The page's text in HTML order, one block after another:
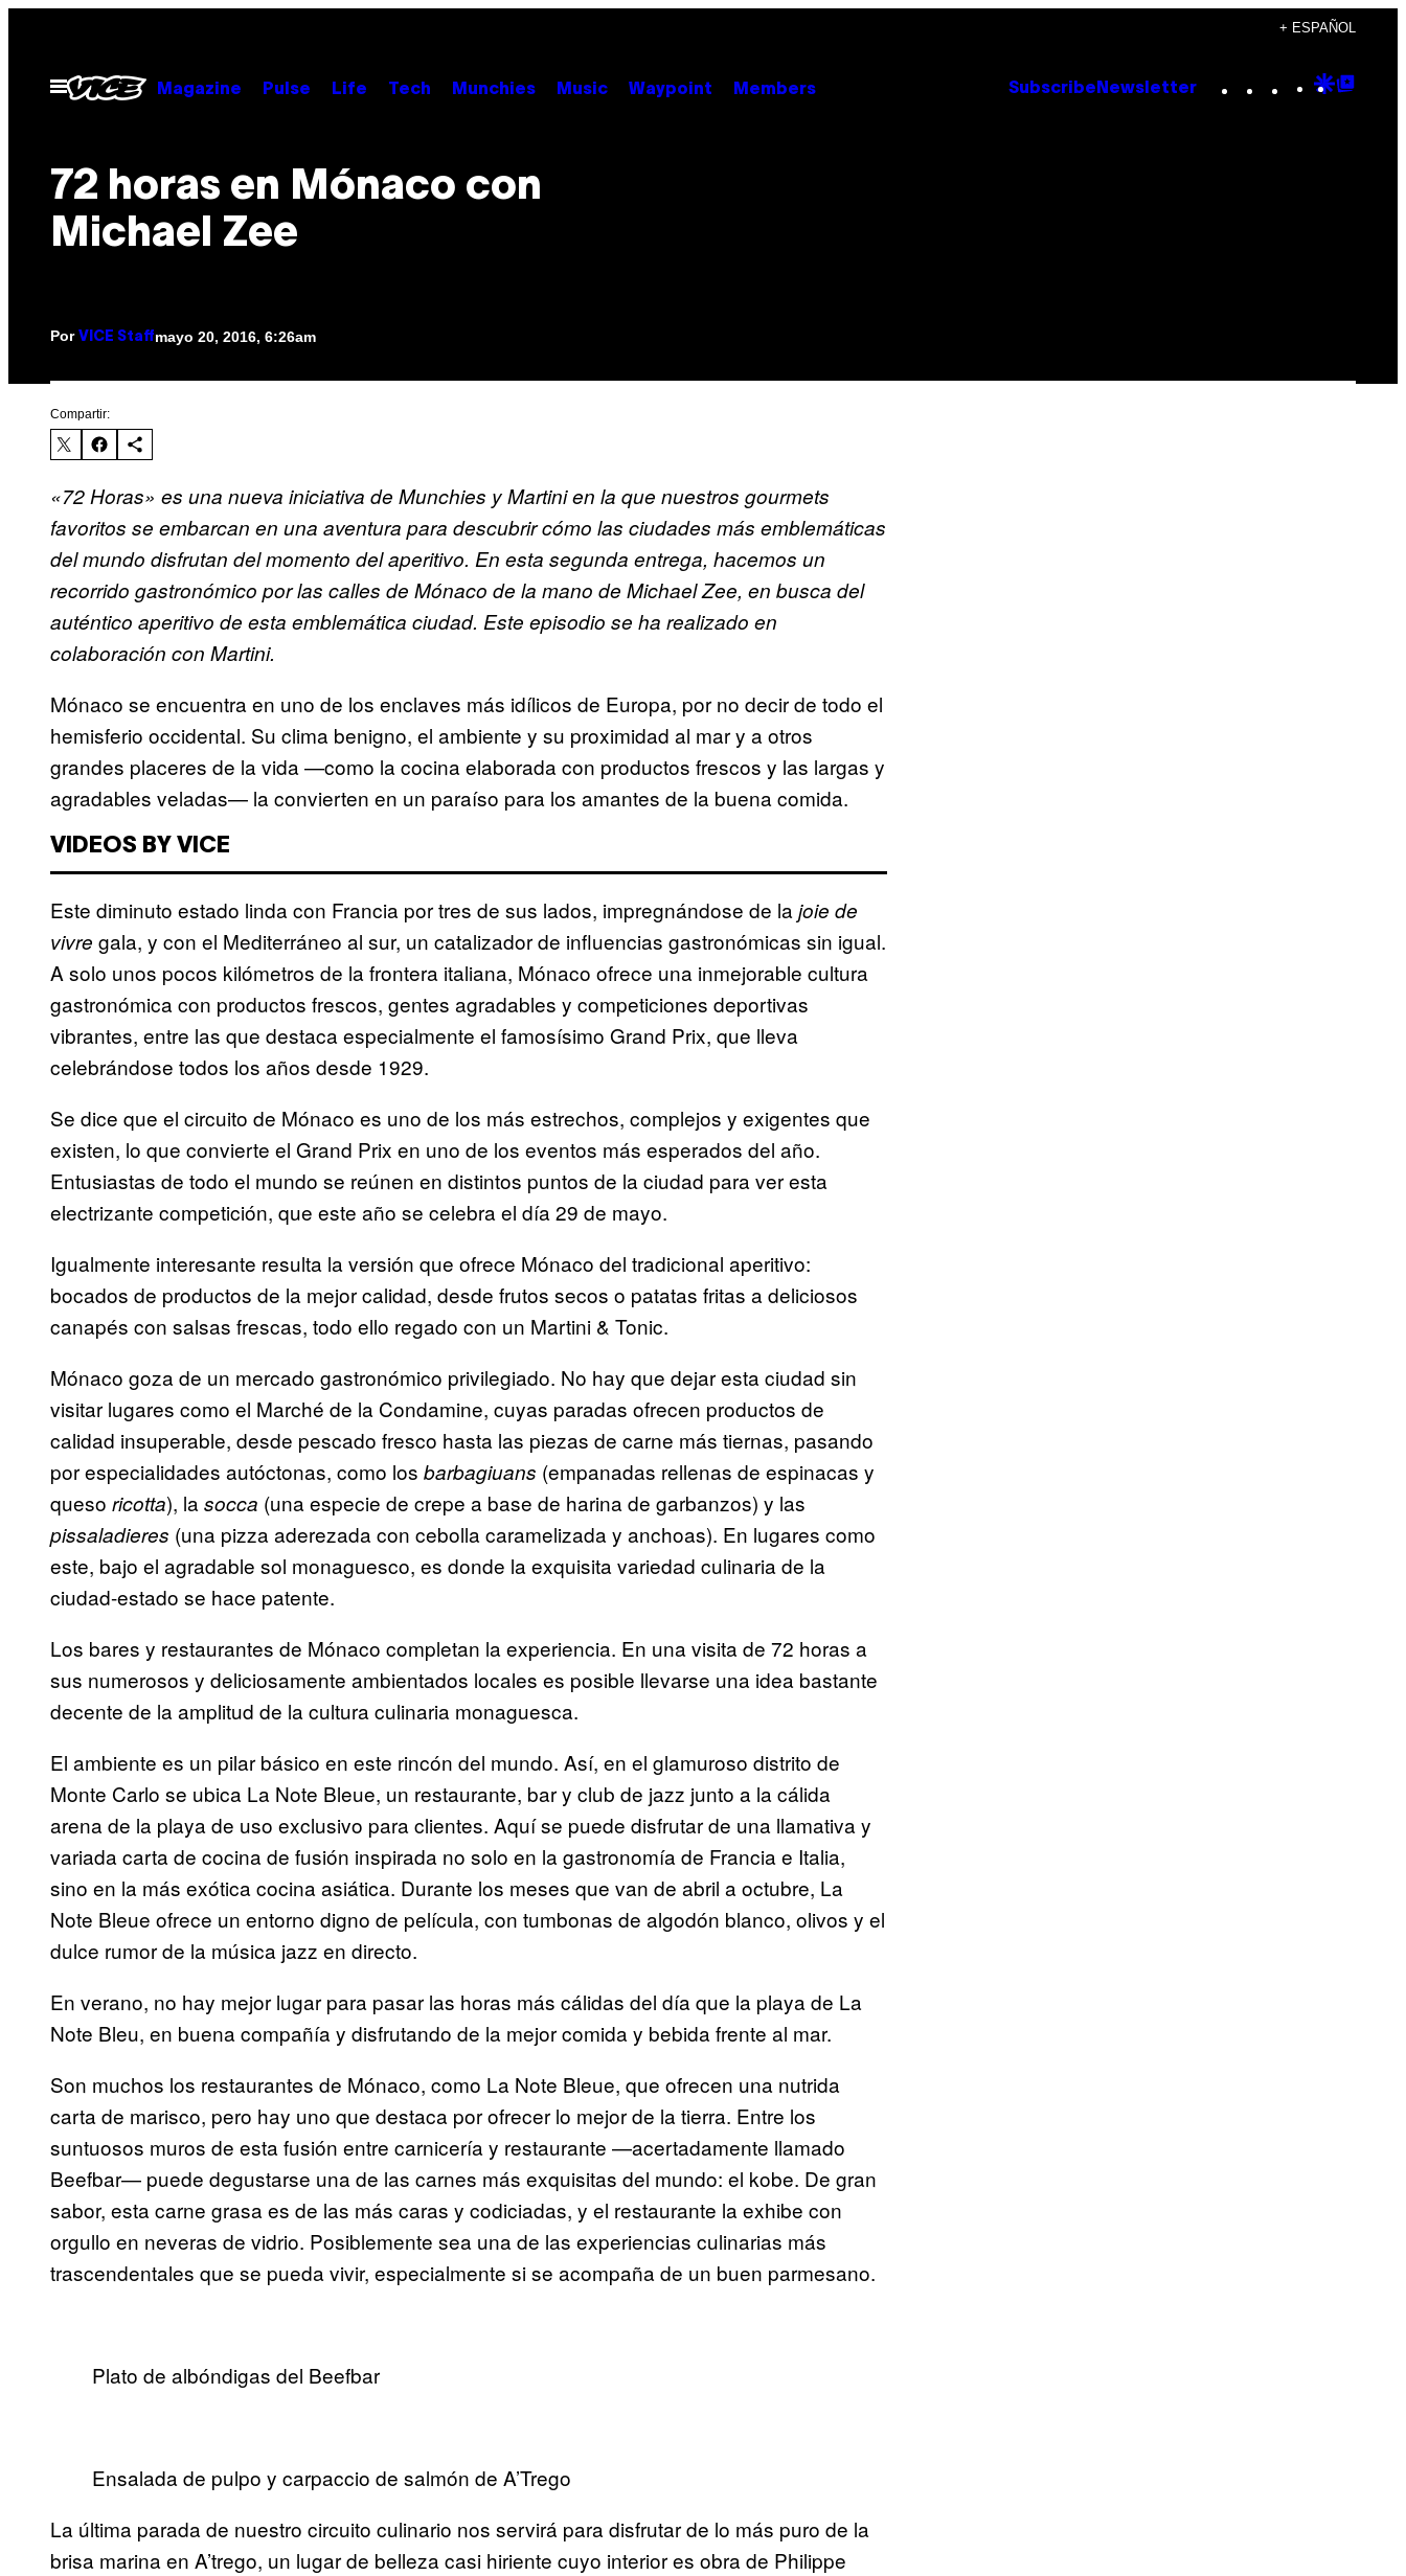
contenido
+ ESPAÑOL
Abrir
Menú
Magazine Pulse Life Tech Munchies Music Waypoint Members Subscribe Newsletter Instagram
TikTok
YouTube
Google
72 horas en Mónaco con
Michael Zee
Por VICE Staffmayo 20, 2016, 6:26am
Compartir:
«72 Horas» es una nueva iniciativa de Munchies y Martini en la que nuestros gourmets
favoritos se embarcan en una aventura para descubrir cómo las ciudades más emblemáticas
del mundo disfrutan del momento del aperitivo. En esta segunda entrega, hacemos un
recorrido gastronómico por las calles de Mónaco de la mano de Michael Zee, en busca del
auténtico aperitivo de esta emblemática ciudad. Este episodio se ha realizado en
colaboración con Martini.
Mónaco se encuentra en uno de los enclaves más idílicos de Europa, por no decir de todo el
hemisferio occidental. Su clima benigno, el ambiente y su proximidad al mar y a otros
grandes placeres de la vida —como la cocina elaborada con productos frescos y las largas y
agradables veladas— la convierten en un paraíso para los amantes de la buena comida.
VIDEOS BY VICE
Este diminuto estado linda con Francia por tres de sus lados, impregnándose de la joie de
vivre gala, y con el Mediterráneo al sur, un catalizador de influencias gastronómicas sin igual.
A solo unos pocos kilómetros de la frontera italiana, Mónaco ofrece una inmejorable cultura
gastronómica con productos frescos, gentes agradables y competiciones deportivas
vibrantes, entre las que destaca especialmente el famosísimo Grand Prix, que lleva
celebrándose todos los años desde 1929.
Se dice que el circuito de Mónaco es uno de los más estrechos, complejos y exigentes que
existen, lo que convierte el Grand Prix en uno de los eventos más esperados del año.
Entusiastas de todo el mundo se reúnen en distintos puntos de la ciudad para ver esta
electrizante competición, que este año se celebra el día 29 de mayo.
Igualmente interesante resulta la versión que ofrece Mónaco del tradicional aperitivo:
bocados de productos de la mejor calidad, desde frutos secos o patatas fritas a deliciosos
canapés con salsas frescas, todo ello regado con un Martini & Tonic.
Mónaco goza de un mercado gastronómico privilegiado. No hay que dejar esta ciudad sin
visitar lugares como el Marché de la Condamine, cuyas paradas ofrecen productos de
calidad insuperable, desde pescado fresco hasta las piezas de carne más tiernas, pasando
por especialidades autóctonas, como los barbagiuans (empanadas rellenas de espinacas y
queso ricotta), la socca (una especie de crepe a base de harina de garbanzos) y las
pissaladieres (una pizza aderezada con cebolla caramelizada y anchoas). En lugares como
este, bajo el agradable sol monaguesco, es donde la exquisita variedad culinaria de la
ciudad-estado se hace patente.
Los bares y restaurantes de Mónaco completan la experiencia. En una visita de 72 horas a
sus numerosos y deliciosamente ambientados locales es posible llevarse una idea bastante
decente de la amplitud de la cultura culinaria monaguesca.
El ambiente es un pilar básico en este rincón del mundo. Así, en el glamuroso distrito de
Monte Carlo se ubica La Note Bleue, un restaurante, bar y club de jazz junto a la cálida
arena de la playa de uso exclusivo para clientes. Aquí se puede disfrutar de una llamativa y
variada carta de cocina de fusión inspirada no solo en la gastronomía de Francia e Italia,
sino en la más exótica cocina asiática. Durante los meses que van de abril a octubre, La
Note Bleue ofrece un entorno digno de película, con tumbonas de algodón blanco, olivos y el
dulce rumor de la música jazz en directo.
En verano, no hay mejor lugar para pasar las horas más cálidas del día que la playa de La
Note Bleu, en buena compañía y disfrutando de la mejor comida y bebida frente al mar.
Son muchos los restaurantes de Mónaco, como La Note Bleue, que ofrecen una nutrida
carta de marisco, pero hay uno que destaca por ofrecer lo mejor de la tierra. Entre los
suntuosos muros de esta fusión entre carnicería y restaurante —acertadamente llamado
Beefbar— puede degustarse una de las carnes más exquisitas del mundo: el kobe. De gran
sabor, esta carne grasa es de las más caras y codiciadas, y el restaurante la exhibe con
orgullo en neveras de vidrio. Posiblemente sea una de las experiencias culinarias más
trascendentales que se pueda vivir, especialmente si se acompaña de un buen parmesano.
Plato de albóndigas del Beefbar
Ensalada de pulpo y carpaccio de salmón de A’Trego
La última parada de nuestro circuito culinario nos servirá para disfrutar de lo más puro de la
brisa marina en A’trego, un lugar de belleza casi hiriente cuyo interior es obra de Philippe